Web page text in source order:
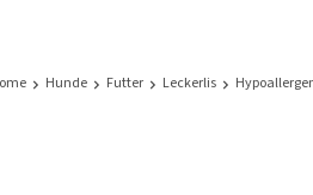
Hundefutter
Probiotika und
Hunde Futter Leckerlis